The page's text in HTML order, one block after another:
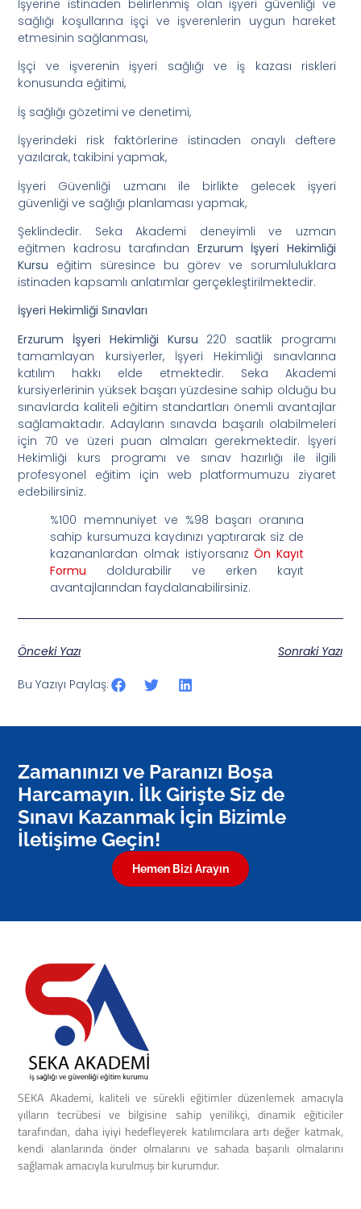
İşyerine istinaden belirlenmiş olan işyeri güvenliği ve
sağlığı koşullarına işçi ve işverenlerin uygun hareket
etmesinin sağlanması,
İşçi ve işverenin işyeri sağlığı ve iş kazası riskleri
konusunda eğitimi,
İş sağlığı gözetimi ve denetimi,
İşyerindeki risk faktörlerine istinaden onaylı deftere
yazılarak, takibini yapmak,
İşyeri Güvenliği uzmanı ile birlikte gelecek işyeri
güvenliği ve sağlığı planlaması yapmak,
Şeklindedir. Seka Akademi deneyimli ve uzman
eğitmen kadrosu tarafından Erzurum İşyeri Hekimliği
Kursu eğitim süresince bu görev ve sorumluluklara
istinaden kapsamlı anlatımlar gerçekleştirilmektedir.
İşyeri Hekimliği Sınavları
Erzurum İşyeri Hekimliği Kursu 220 saatlik programı
tamamlayan kursiyerler, İşyeri Hekimliği sınavlarına
katılım hakkı elde etmektedir. Seka Akademi
kursiyerlerinin yüksek başarı yüzdesine sahip olduğu bu
sınavlarda kaliteli eğitim standartları önemli avantajlar
sağlamaktadır. Adayların sınavda başarılı olabilmeleri
için 70 ve üzeri puan almaları gerekmektedir. İşyeri
Hekimliği kurs programı ve sınav hazırlığı ile ilgili
profesyonel eğitim için web platformumuzu ziyaret
edebilirsiniz.
%100 memnuniyet ve %98 başarı oranına
sahip kursumuza kaydınızı yaptırarak siz de
kazananlardan olmak istiyorsanızÖn Kayıt
Formu doldurabilir ve erken kayıt
avantajlarından faydalanabilirsiniz.
Önceki Yazı Sonraki Yazı
Bu Yazıyı Paylaş:
Zamanınızı ve Paranızı Boşa
Harcamayın. İlk Girişte Siz de
Sınavı Kazanmak İçin Bizimle
İletişime Geçin!
Hemen Bizi Arayın
SEKA Akademi, kaliteli ve sürekli eğitimler düzenlemek amacıyla
yılların tecrübesi ve bilgisine sahip yenilikçi, dinamik eğiticiler
tarafından, daha iyiyi hedefleyerek katılımcılara artı değer katmak,
kendi alanlarında önder olmalarını ve sahada başarılı olmalarını
sağlamak amacıyla kurulmuş bir kurumdur.